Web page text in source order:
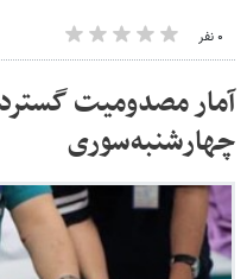
۰ نفر
آمار مصدومیت
چهارشنبه‌سوری